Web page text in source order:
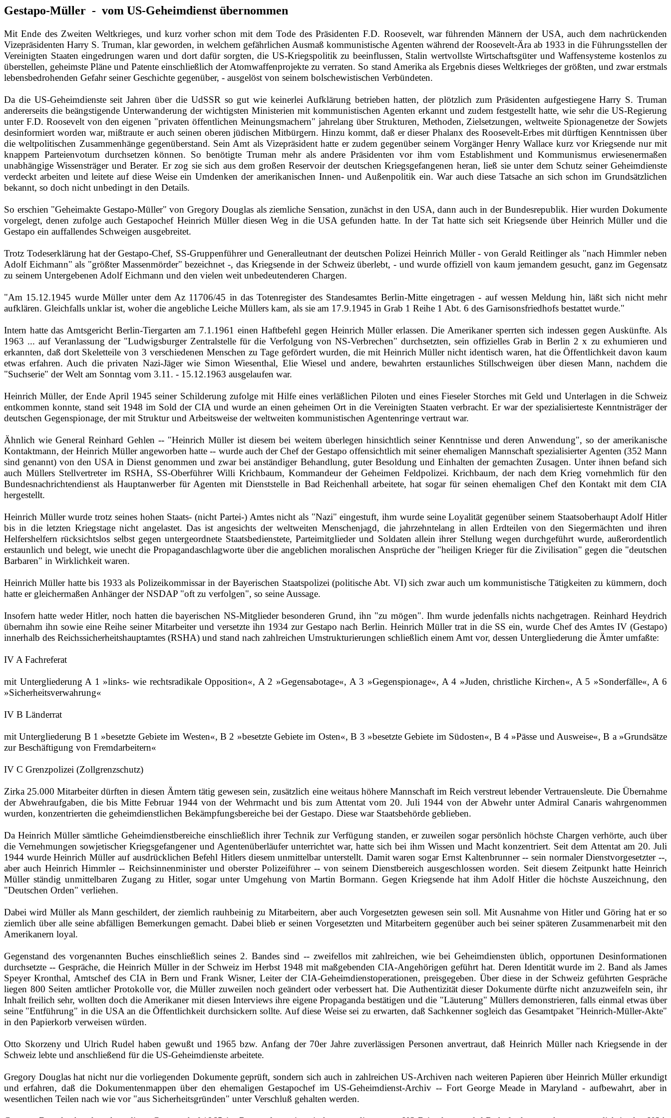
Gestapo-Müller - vom US-Geheimdienst übernommen
Mit Ende des Zweiten Weltkrieges, und kurz vorher schon mit dem Tode des Präsidenten F.D. Roosevelt, war führenden Männern der USA, auch dem nachrückenden
Vizepräsidenten Harry S. Truman, klar geworden, in welchem gefährlichen Ausmaß kommunistische Agenten während der Roosevelt‑Ära ab 1933 in die Führungsstellen der
Vereinigten Staaten eingedrungen waren und dort dafür sorgten, die US-­Kriegspolitik zu beeinflussen, Stalin wertvollste Wirtschaftsgüter und Waffensysteme kostenlos zu
überstellen, geheimste Pläne und Patente einschließlich der Atomwaffenprojekte zu verraten. ­So stand Amerika als Ergebnis dieses Weltkrieges der größten, und zwar erstmals
lebensbedrohenden Gefahr seiner Geschichte gegenüber, - ausgelöst von seinem bolschewistischen Verbündeten.
Da die US‑Geheimdienste seit Jahren über die UdSSR so gut wie keinerlei Aufklärung betrieben hatten, der plötzlich zum Präsidenten aufgestiegene Harry S. Truman
andererseits die beängstigende Unterwanderung der wichtigsten Ministerien mit kommunistischen Agenten erkannt und zudem festgestellt hatte, wie sehr die US‑Regierung
unter F.D. Roosevelt von den eigenen "privaten öffentlichen Meinungsmachern" jahrelang über Strukturen, Methoden, Zielsetzungen, weltweite Spionagenetze der Sowjets
desinformiert worden war, mißtraute er auch seinen oberen jüdischen Mitbürgern. Hinzu kommt, daß er dieser Phalanx des Roosevelt‑Erbes mit dürftigen Kenntnissen über
die weltpolitischen Zusammenhänge gegenüberstand. Sein Amt als Vizepräsident hatte er zudem gegenüber seinem Vorgänger Henry Wallace kurz vor Kriegsende nur mit
knappem Parteienvotum durchsetzen können. So benötigte Truman mehr als andere Präsidenten vor ihm vom Establishment und Kommunismus erwiesenermaßen
unabhängige Wissensträger und Berater. Er zog sie sich aus dem großen Reservoir der deutschen Kriegsgefangenen heran, ließ sie unter dem Schutz seiner Geheimdienste
verdeckt arbeiten und leitete auf diese Weise ein Umdenken der amerikanischen Innen‑ und Außenpolitik ein. War auch diese Tatsache an sich schon im Grundsätzlichen
bekannt, so doch nicht unbedingt in den Details.
So erschien "Geheimakte Gestapo‑Müller" von Gregory Douglas als ziemliche Sensation, zunächst in den USA, dann auch in der Bundesrepublik. Hier wurden Dokumente
vorgelegt, denen zufolge auch Gestapochef Heinrich Müller diesen Weg in die USA gefunden hatte. In der Tat hatte sich seit Kriegsende über Heinrich Müller und die
Gestapo ein auffallendes Schweigen ausgebreitet.
Trotz Todeserklärung hat der Gestapo‑Chef, SS-Gruppenführer und Generalleutnant der deutschen Polizei Heinrich Müller ‑­ von Gerald Reitlinger als "nach Himmler neben
Adolf Eichmann" als "größter Massenmörder" bezeichnet -, das Kriegsende in der Schweiz überlebt, - und wurde offiziell von kaum jemandem gesucht, ganz im Gegensatz
zu seinem Untergebenen Adolf Eichmann und den vielen weit unbedeutenderen Chargen.
"Am 15.12.1945 wurde Müller unter dem Az 11706/45 in das Totenregister des Standesamtes Berlin‑Mitte eingetragen - auf wessen Meldung hin, läßt sich nicht mehr
aufklären. Gleichfalls unklar ist, woher die angebliche Leiche Müllers kam, als sie am 17.9.1945 in Grab 1 Reihe 1 Abt. 6 des Garnisonsfriedhofs bestattet wurde."
Intern hatte das Amtsgericht Berlin‑Tiergarten am 7.1.1961 einen Haftbefehl gegen Heinrich Müller erlassen. Die Amerikaner sperrten sich indessen gegen Auskünfte. Als
1963 ... auf Veranlassung der "Ludwigsburger Zentralstelle für die Verfolgung von NS­-Verbrechen" durchsetzten, sein offizielles Grab in Berlin 2 x zu exhumieren und
erkannten, daß dort Skeletteile von 3 verschiedenen Menschen zu Tage gefördert wurden, die mit Heinrich Müller nicht identisch waren, hat die Öffentlichkeit davon kaum
etwas erfahren. Auch die privaten Nazi-Jäger wie Simon Wiesenthal, Elie Wiesel und andere, bewahrten erstaunliches Stillschweigen über diesen Mann, nachdem die
"Suchserie" der Welt am Sonntag vom 3.11. ‑ 15.12.1963 ausgelaufen war.
Heinrich Müller, der Ende April 1945 seiner Schilderung zufolge mit Hilfe eines verläßlichen Piloten und eines Fieseler Storches mit Geld und Unterlagen in die Schweiz
entkommen konnte, stand seit 1948 im Sold der CIA und wurde an einen geheimen Ort in die Vereinigten Staaten verbracht. Er war der spezialisierteste Kenntnisträger der
deutschen Gegenspionage, der mit Struktur und Arbeitsweise der weltweiten kommunistischen Agentenringe vertraut war.
Ähnlich wie General Reinhard Gehlen ‑‑ "Heinrich Müller ist diesem bei weitem überlegen hinsichtlich seiner Kenntnisse und deren Anwendung", so der amerikanische
Kontaktmann, der Heinrich Müller angeworben hatte ‑‑ wurde auch der Chef der Gestapo offensichtlich mit seiner ehemaligen Mannschaft spezialisierter Agenten (352 Mann
sind genannt) von den USA in Dienst genommen und zwar bei anständiger Behandlung, guter Besoldung und Einhalten der gemachten Zusagen. Unter ihnen befand sich
auch Müllers Stellvertreter im RSHA, SS‑Oberführer Willi Krichbaum, Kommandeur der Geheimen Feldpolizei. Krichbaum, der nach dem Krieg vornehmlich für den
Bundesnachrichtendienst als Hauptanwerber für Agenten mit Dienststelle in Bad Reichenhall arbeitete, hat sogar für seinen ehemaligen Chef den Kontakt mit dem CIA
hergestellt.
Heinrich Müller wurde trotz seines hohen Staats- (nicht Partei‑) Amtes nicht als "Nazi" eingestuft, ihm wurde seine Loyalität gegenüber seinem Staatsoberhaupt Adolf Hitler
bis in die letzten Kriegstage nicht angelastet. Das ist angesichts der weltweiten Menschenjagd, die jahrzehntelang in allen Erdteilen von den Siegermächten und ihren
Helfershelfern rücksichtslos selbst gegen untergeordnete Staatsbedienstete, Parteimitglieder und Soldaten allein ihrer Stellung wegen durchgeführt wurde, außerordentlich
erstaunlich und belegt, wie unecht die Propagandaschlagworte über die angeblichen moralischen Ansprüche der "heiligen Krieger für die Zivilisation" gegen die "deutschen
Barbaren" in Wirklichkeit waren.
Heinrich Müller hatte bis 1933 als Polizeikommissar in der Bayerischen Staatspolizei (politische Abt. VI) sich zwar auch um kommunistische Tätigkeiten zu kümmern, doch
hatte er gleichermaßen Anhänger der NSDAP "oft zu verfolgen", so seine Aussage.
Insofern hatte weder Hitler, noch hatten die bayerischen NS-­Mitglieder besonderen Grund, ihn "zu mögen". Ihm wurde jedenfalls nichts nachgetragen. Reinhard Heydrich
übernahm ihn sowie eine Reihe seiner Mitarbeiter und versetzte ihn 1934 zur Gestapo nach Berlin. Heinrich Müller trat in die SS ein, wurde Chef des Amtes IV (Gestapo)
innerhalb des Reichssicherheitshauptamtes (RSHA) und stand nach zahlreichen Umstrukturierungen schließlich einem Amt vor, dessen Untergliederung die Ämter umfaßte:
IV A Fachreferat
mit Untergliederung A 1 »links‑ wie rechtsradikale Opposition«, A 2 »Gegensabotage«, A 3 »Gegenspionage«, A 4 »Juden, christliche Kirchen«, A 5 »Sonderfälle«, A 6
»Sicherheitsverwahrung«
IV B Länderrat
mit Untergliederung B 1 »besetzte Gebiete im Westen«, B 2 »besetzte Gebiete im Osten«, B 3 »besetzte Gebiete im Südosten«, B 4 »Pässe und Ausweise«, B a »Grundsätze
zur Beschäftigung von Fremdarbeitern«
IV C Grenzpolizei (Zollgrenzschutz)
Zirka 25.000 Mitarbeiter dürften in diesen Ämtern tätig gewesen sein, zusätzlich eine weitaus höhere Mannschaft im Reich verstreut lebender Vertrauensleute. Die Übernahme
der Abwehraufgaben, die bis Mitte Februar 1944 von der Wehrmacht und bis zum Attentat vom 20. Juli 1944 von der Abwehr unter Admiral Canaris wahrgenommen
wurden, konzentrierten die geheimdienstlichen Bekämpfungsbereiche bei der Gestapo. Diese war Staatsbehörde geblieben.
Da Heinrich Müller sämtliche Geheimdienstbereiche einschließlich ihrer Technik zur Verfügung standen, er zuweilen sogar persönlich höchste Chargen verhörte, auch über
die Vernehmungen sowjetischer Kriegsgefangener und Agentenüberläufer unterrichtet war, hatte sich bei ihm Wissen und Macht konzentriert. Seit dem Attentat am 20. Juli
1944 wurde Heinrich Müller auf ausdrücklichen Befehl Hitlers diesem unmittelbar unterstellt. Damit waren sogar Ernst Kaltenbrunner ‑‑ sein normaler Dienstvorgesetzter ‑‑,
aber auch Heinrich Himmler ‑‑ Reichsinnenminister und oberster Polizeiführer ‑‑ von seinem Dienstbereich ausgeschlossen worden. Seit diesem Zeitpunkt hatte Heinrich
Müller ständig unmittelbaren Zugang zu Hitler, sogar unter Umgehung von Martin Bormann. Gegen Kriegsende hat ihm Adolf Hitler die höchste Auszeichnung, den
"Deutschen Orden" verliehen.
Dabei wird Müller als Mann geschildert, der ziemlich rauhbeinig zu Mitarbeitern, aber auch Vorgesetzten gewesen sein soll. Mit Ausnahme von Hitler und Göring hat er so
ziemlich über alle seine abfälligen Bemerkungen gemacht. Dabei blieb er seinen Vorgesetzten und Mitarbeitern gegenüber auch bei seiner späteren Zusammenarbeit mit den
Amerikanern loyal.
Gegenstand des vorgenannten Buches einschließlich seines 2. Bandes sind ‑‑ zweifellos mit zahlreichen, wie bei Geheimdiensten üblich, opportunen Desinformationen
durchsetzte ‑‑ Gespräche, die Heinrich Müller in der Schweiz im Herbst 1948 mit maßgebenden CIA‑Angehörigen geführt hat. Deren Identität wurde im 2. Band als James
Speyer Kronthal, Amtschef des CIA in Bern und Frank Wisner, Leiter der CIA‑Geheimdienstoperationen, preisgegeben. Über diese in der Schweiz geführten Gespräche
liegen 800 Seiten amtlicher Protokolle vor, die Müller zuweilen noch geändert oder verbessert hat. Die Authentizität dieser Dokumente dürfte nicht anzuzweifeln sein, ihr
Inhalt freilich sehr, wollten doch die Amerikaner mit diesen Interviews ihre eigene Propaganda bestätigen und die "Läuterung" Müllers demonstrieren, falls einmal etwas über
seine "Entführung" in die USA an die Öffentlichkeit durchsickern sollte. Auf diese Weise sei zu erwarten, daß Sachkenner sogleich das Gesamtpaket "Heinrich­-Müller‑Akte"
in den Papierkorb verweisen würden.
Otto Skorzeny und Ulrich Rudel haben gewußt und 1965 bzw. Anfang der 70er Jahre zuverlässigen Personen anvertraut, daß Heinrich Müller nach Kriegsende in der
Schweiz lebte und anschließend für die US-Geheimdienste arbeitete.
Gregory Douglas hat nicht nur die vorliegenden Dokumente geprüft, sondern sich auch in zahlreichen US‑Archiven nach weiteren Papieren über Heinrich Müller erkundigt
und erfahren, daß die Dokumentenmappen über den ehemaligen Gestapochef im US‑Geheimdienst‑Archiv ‑‑ Fort George Meade in Maryland ‑ ­aufbewahrt, aber in
wesentlichen Teilen nach wie vor "aus Sicherheitsgründen" unter Verschluß gehalten werden.